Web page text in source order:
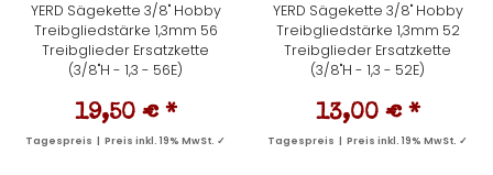
YERD Sägekette 3/8" Hobby
Treibgliedstärke 1,3mm 56
Treibglieder Ersatzkette
(3/8"H - 1,3 - 56E)
19,50 € *
Tagespreis | Preis inkl. 19% MwSt. ✓
YERD Sägekette 3/8" Hobby
Treibgliedstärke 1,3mm 52
Treibglieder Ersatzkette
(3/8"H - 1,3 - 52E)
13,00 € *
Tagespreis | Preis inkl. 19% MwSt. ✓